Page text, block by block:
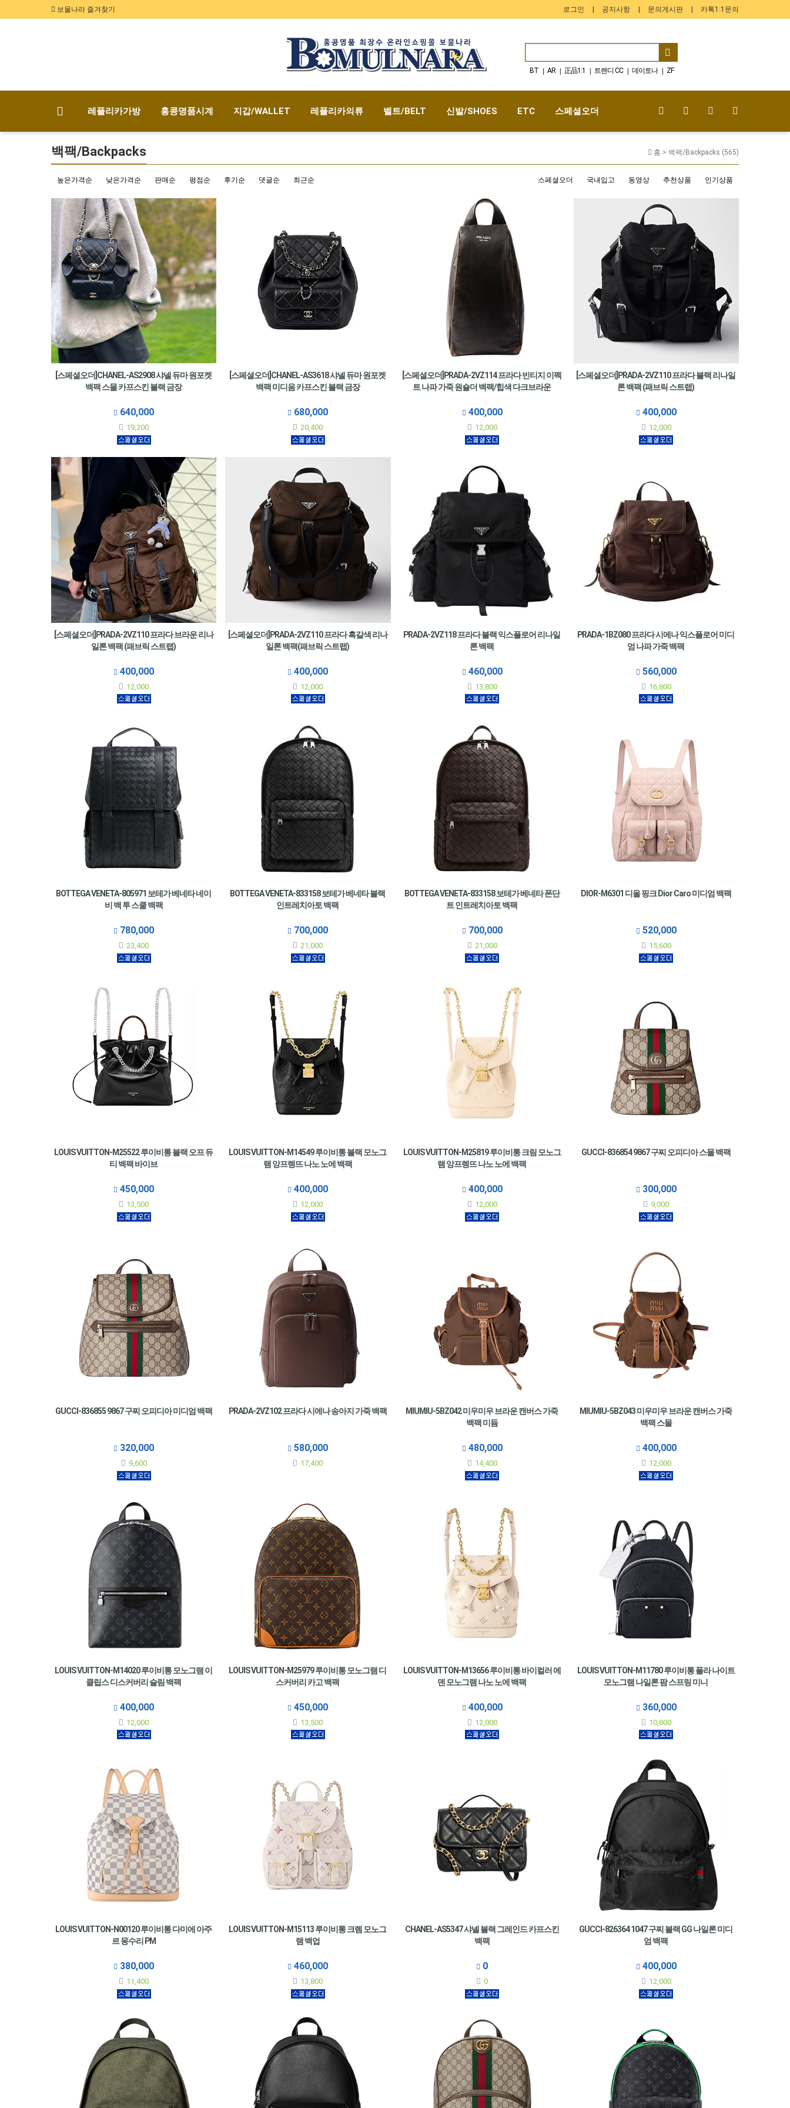
보물나라 즐겨찾기 로그인 공지사항 문의게시판 카톡1:1문의
BT | AR | 正品1:1 | 트렌디 CC | 데이토나 | ZF
레플리카가방 홍콩명품시계 지갑/WALLET 레플리카의류 벨트/BELT 신발/SHOES ETC 스페셜오더
홈 > 백팩/Backpacks (565)
백팩/Backpacks
높은가격순 낮은가격순 판매순 평점순 후기순 댓글순 최근순 스페셜오더 국내입고 동영상 추천상품 인기상품
[스페셜오더]CHANEL-AS2908 샤넬 듀마 원포켓
백팩 스몰 카프스킨 블랙 금장
640,000
19,200
[스페셜오더]CHANEL-AS3618 샤넬 듀마 원포켓
백팩 미디움 카프스킨 블랙 금장
680,000
20,400
[스페셜오더]PRADA-2VZ114 프라다 빈티지 이펙
트 나파 가죽 원숄더 백팩/힙색 다크브라운
400,000
12,000
[스페셜오더]PRADA-2VZ110 프라다 블랙 리나일
론 백팩 (패브릭 스트랩)
400,000
12,000
[스페셜오더]PRADA-2VZ110 프라다 브라운 리나
일론 백팩 (패브릭 스트랩)
400,000
12,000
[스페셜오더]PRADA-2VZ110 프라다 흑갈색 리나
일론 백팩(패브릭 스트랩)
400,000
12,000
PRADA-2VZ118 프라다 블랙 익스플로어 리나일
론 백팩
460,000
13,800
PRADA-1BZ080 프라다 시에나 익스플로어 미디
엄 나파 가죽 백팩
560,000
16,800
BOTTEGA VENETA-805971 보테가 베네타 네이
비 백 투 스쿨 백팩
780,000
23,400
BOTTEGA VENETA-833158 보테가 베네타 블랙
인트레치아토 백팩
700,000
21,000
BOTTEGA VENETA-833158 보테가 베네타 폰단
트 인트레치아토 백팩
700,000
21,000
DIOR-M6301 디올 핑크 Dior Caro 미디엄 백팩
520,000
15,600
LOUIS VUITTON-M25522 루이비통 블랙 오프 듀
티 백팩 바이브
450,000
13,500
LOUIS VUITTON-M14549 루이비통 블랙 모노그
램 앙프렝뜨 나노 노에 백팩
400,000
12,000
LOUIS VUITTON-M25819 루이비통 크림 모노그
램 앙프렝뜨 나노 노에 백팩
400,000
12,000
GUCCI-836854 9867 구찌 오피디아 스몰 백팩
300,000
9,000
GUCCI-836855 9867 구찌 오피디아 미디엄 백팩
320,000
9,600
PRADA-2VZ102 프라다 시에나 송아지 가죽 백팩
580,000
17,400
MIUMIU-5BZ042 미우미우 브라운 캔버스 가죽
백팩 미듐
480,000
14,400
MIUMIU-5BZ043 미우미우 브라운 캔버스 가죽
백팩 스몰
400,000
12,000
LOUIS VUITTON-M14020 루이비통 모노그램 이
클립스 디스커버리 슬림 백팩
400,000
12,000
LOUIS VUITTON-M25979 루이비통 모노그램 디
스커버리 카고 백팩
450,000
13,500
LOUIS VUITTON-M13656 루이비통 바이컬러 에
덴 모노그램 나노 노에 백팩
400,000
12,000
LOUIS VUITTON-M11780 루이비통 폴라 나이트
모노그램 나일론 팜 스프링 미니
360,000
10,800
LOUIS VUITTON-N00120 루이비통 다미에 아주
르 몽수리 PM
380,000
11,400
LOUIS VUITTON-M15113 루이비통 크렘 모노그
램 백업
460,000
13,800
CHANEL-AS5347 샤넬 블랙 그레인드 카프스킨
백팩
0
0
GUCCI-826364 1047 구찌 블랙 GG 나일론 미디
엄 백팩
400,000
12,000